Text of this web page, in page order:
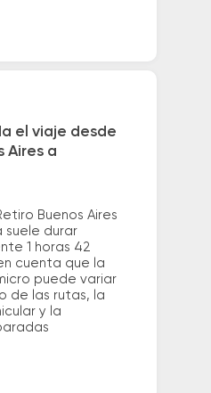
el viaje desde
Aires a
Buenos Aires
suele durar
1 horas 42
cuenta que la
puede variar
de las rutas, la
y la